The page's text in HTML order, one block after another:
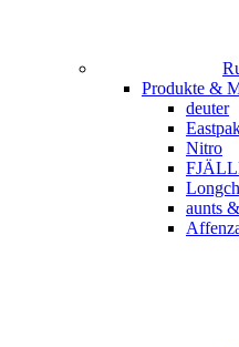
Produkte &
deuter
Nitro
aunts